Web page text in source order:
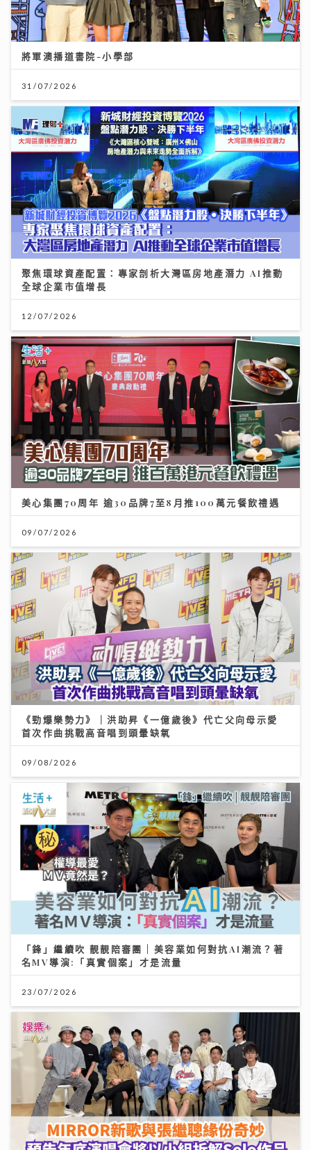
將軍澳播道書院-小學部
31/07/2026
聚焦環球資產配置：專家剖析大灣區房地產潛力 AI推動
全球企業市值增長
12/07/2026
美心集團70周年 逾30品牌7至8月推100萬元餐飲禮遇
09/07/2026
《勁爆樂勢力》｜洪助昇《一億歲後》代亡父向母示愛
首次作曲挑戰高音唱到頭暈缺氧
09/08/2026
「鋒」繼續吹 靚靚陪審團 | 美容業如何對抗AI潮流？著
名MV導演:「真實個案」才是流量
23/07/2026